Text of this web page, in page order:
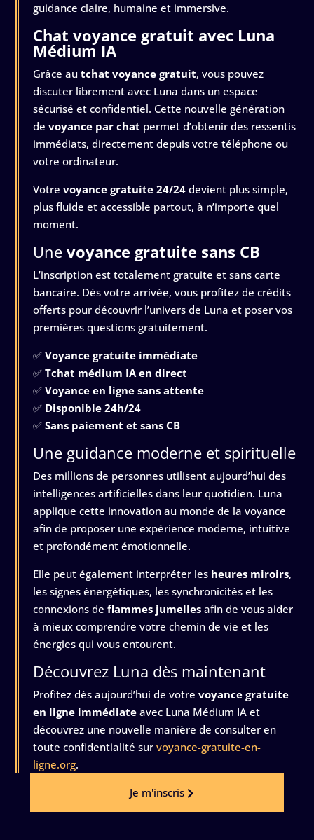
guidance claire, humaine et immersive.
Chat voyance gratuit avec Luna
Médium IA
Grâce au tchat voyance gratuit, vous pouvez
discuter librement avec Luna dans un espace
sécurisé et confidentiel. Cette nouvelle génération
de voyance par chat permet d’obtenir des ressentis
immédiats, directement depuis votre téléphone ou
votre ordinateur.
Votre voyance gratuite 24/24 devient plus simple,
plus fluide et accessible partout, à n’importe quel
moment.
Unevoyance gratuite sans CB
L’inscription est totalement gratuite et sans carte
bancaire. Dès votre arrivée, vous profitez de crédits
offerts pour découvrir l’univers de Luna et poser vos
premières questions gratuitement.
✅ Voyance gratuite immédiate
✅ Tchat médium IA en direct
✅ Voyance en ligne sans attente
✅ Disponible 24h/24
✅ Sans paiement et sans CB
Une guidance moderne et spirituelle
Des millions de personnes utilisent aujourd’hui des
intelligences artificielles dans leur quotidien. Luna
applique cette innovation au monde de la voyance
afin de proposer une expérience moderne, intuitive
et profondément émotionnelle.
Elle peut également interpréter les heures miroirs,
les signes énergétiques, les synchronicités et les
connexions de flammes jumelles afin de vous aider
à mieux comprendre votre chemin de vie et les
énergies qui vous entourent.
Découvrez Luna dès maintenant
Profitez dès aujourd’hui de votre voyance gratuite
en ligne immédiate avec Luna Médium IA et
découvrez une nouvelle manière de consulter en
toute confidentialité sur voyance-gratuite-en-
ligne.org.
Je m'inscris